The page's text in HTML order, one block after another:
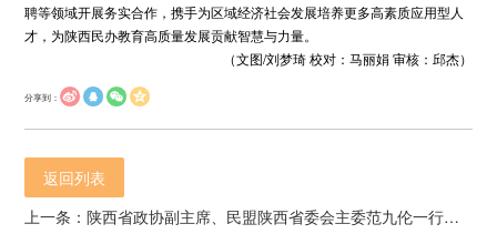
聘等领域开展务实合作，携手为区域经济社会发展培养更多高素质应用型人
才，为陕西民办教育高质量发展贡献智慧与力量。
（文图/刘梦琦 校对：马丽娟 审核：邱杰）
分享到：
返回列表
上一条：陕西省政协副主席‌、‌民盟陕西省委会主委范九伦一行来校调研